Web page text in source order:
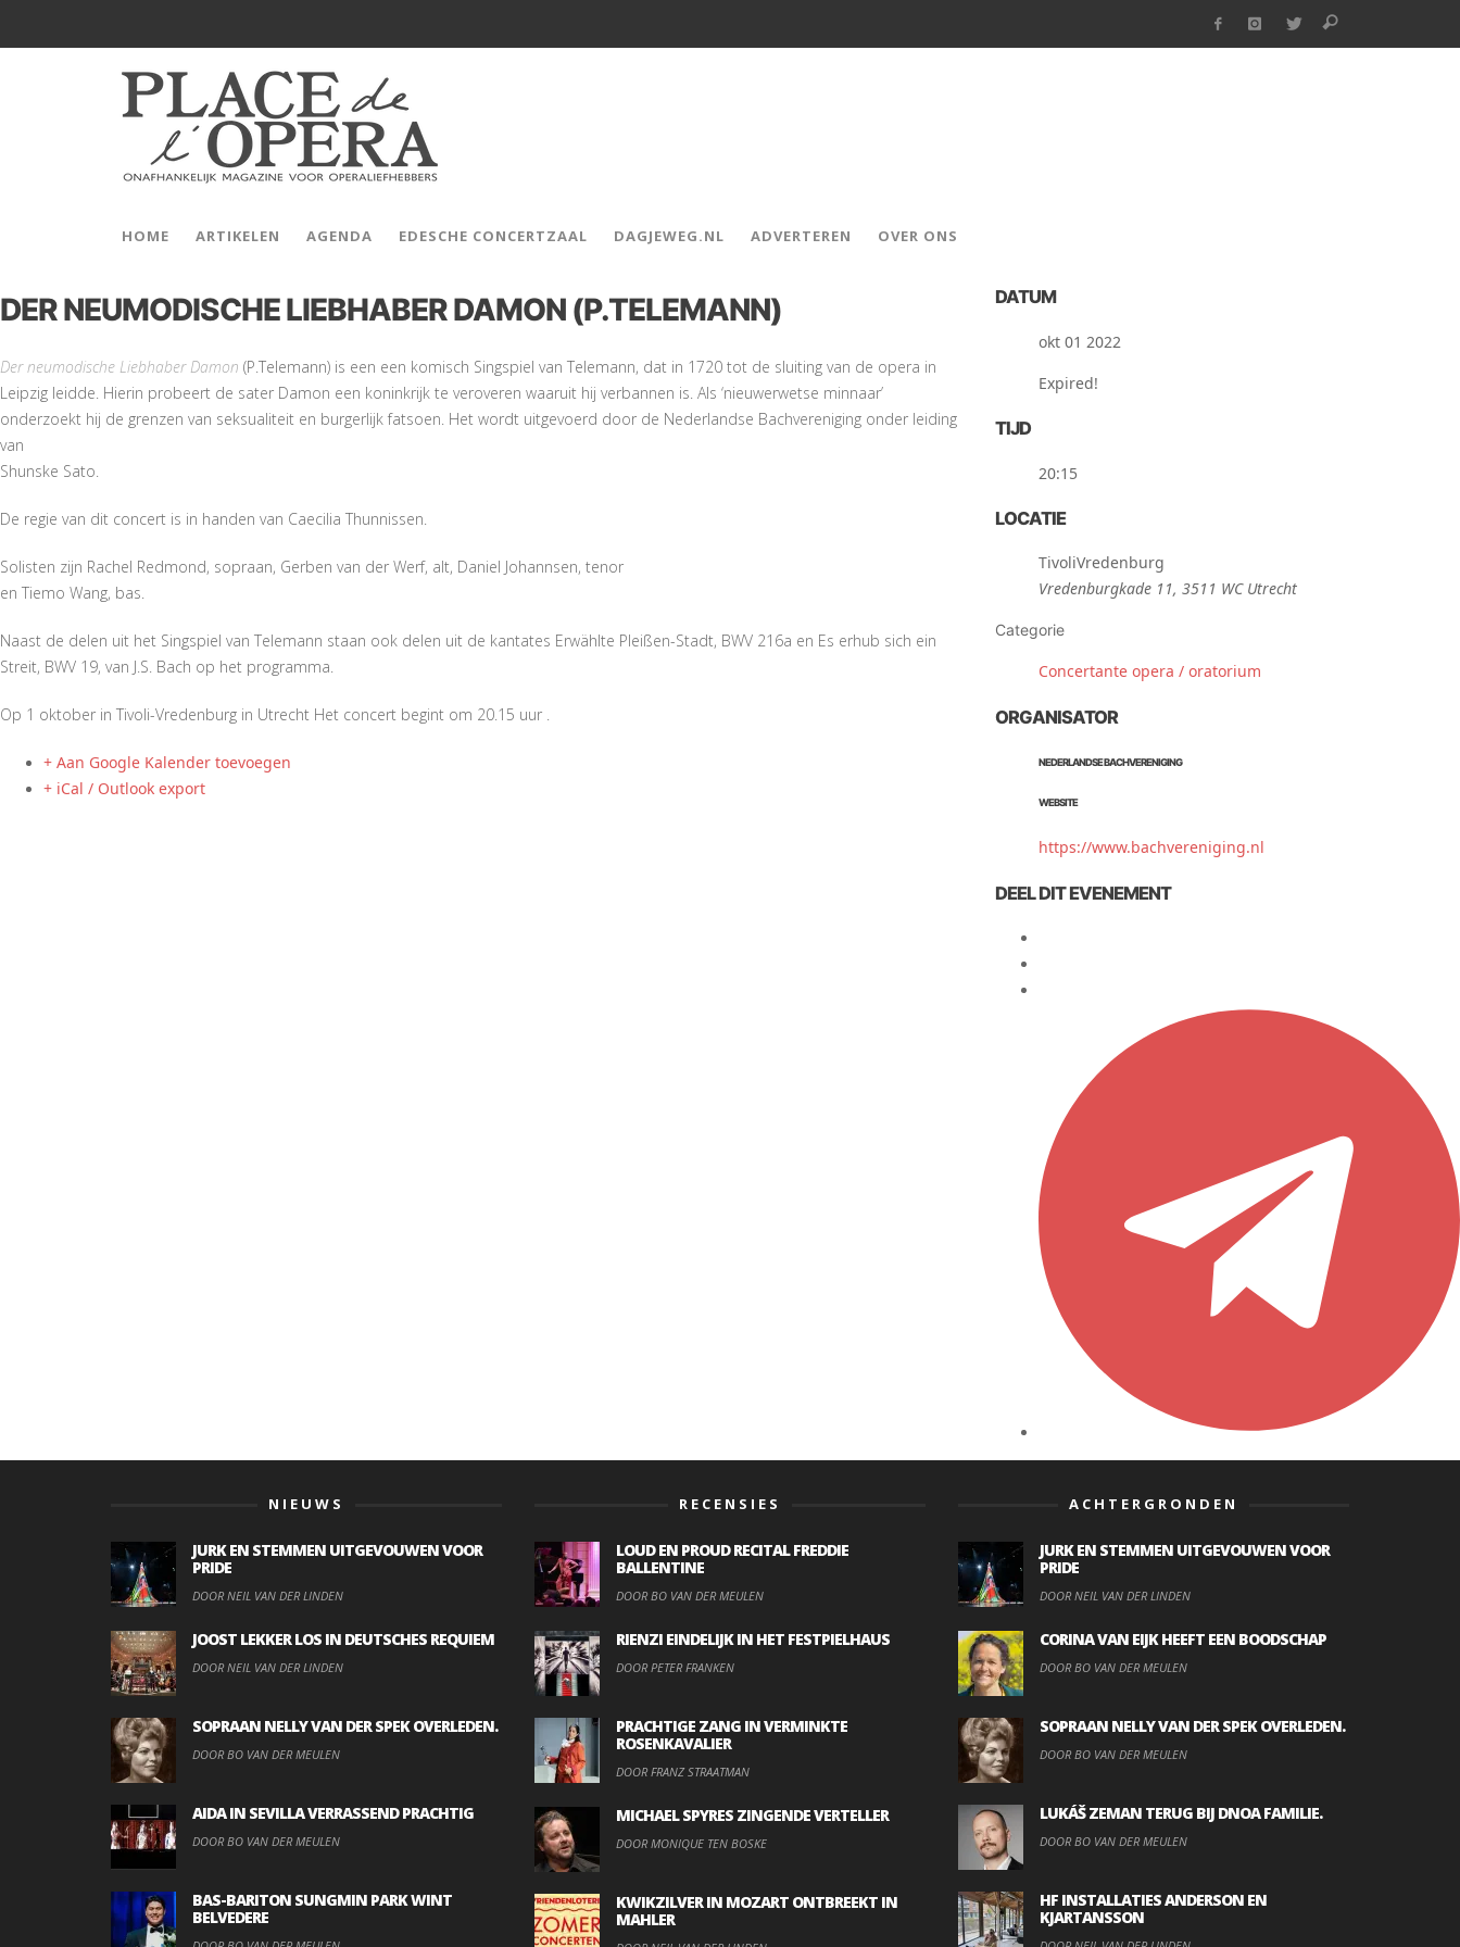
HOME ARTIKELEN AGENDA EDESCHE CONCERTZAAL DAGJEWEG.NL ADVERTEREN OVER ONS
DER NEUMODISCHE LIEBHABER DAMON (P.TELEMANN)
Der neumodische Liebhaber Damon (P.Telemann) is een een komisch Singspiel van Telemann, dat in 1720 tot de sluiting van de opera in
Leipzig leidde. Hierin probeert de sater Damon een koninkrijk te veroveren waaruit hij verbannen is. Als ‘nieuwerwetse minnaar’
onderzoekt hij de grenzen van seksualiteit en burgerlijk fatsoen. Het wordt uitgevoerd door de Nederlandse Bachvereniging onder leiding
van
Shunske Sato.
De regie van dit concert is in handen van Caecilia Thunnissen.
Solisten zijn Rachel Redmond, sopraan, Gerben van der Werf, alt, Daniel Johannsen, tenor
en Tiemo Wang, bas.
Naast de delen uit het Singspiel van Telemann staan ook delen uit de kantates Erwählte Pleißen-Stadt, BWV 216a en Es erhub sich ein
Streit, BWV 19, van J.S. Bach op het programma.
Op 1 oktober in Tivoli-Vredenburg in Utrecht Het concert begint om 20.15 uur .
+ Aan Google Kalender toevoegen
+ iCal / Outlook export
DATUM
okt 01 2022
Expired!
TIJD
20:15
LOCATIE
TivoliVredenburg
Vredenburgkade 11, 3511 WC Utrecht
Categorie
Concertante opera / oratorium
ORGANISATOR
NEDERLANDSE BACHVERENIGING
WEBSITE
https://www.bachvereniging.nl
DEEL DIT EVENEMENT
NIEUWS
JURK EN STEMMEN UITGEVOUWEN VOOR
PRIDE
DOOR NEIL VAN DER LINDEN
JOOST LEKKER LOS IN DEUTSCHES REQUIEM
DOOR NEIL VAN DER LINDEN
SOPRAAN NELLY VAN DER SPEK OVERLEDEN.
DOOR BO VAN DER MEULEN
AIDA IN SEVILLA VERRASSEND PRACHTIG
DOOR BO VAN DER MEULEN
BAS-BARITON SUNGMIN PARK WINT
BELVEDERE
RECENSIES
LOUD EN PROUD RECITAL FREDDIE
BALLENTINE
DOOR BO VAN DER MEULEN
RIENZI EINDELIJK IN HET FESTPIELHAUS
DOOR PETER FRANKEN
PRACHTIGE ZANG IN VERMINKTE
ROSENKAVALIER
DOOR FRANZ STRAATMAN
MICHAEL SPYRES ZINGENDE VERTELLER
DOOR MONIQUE TEN BOSKE
KWIKZILVER IN MOZART ONTBREEKT IN
MAHLER
ACHTERGRONDEN
JURK EN STEMMEN UITGEVOUWEN VOOR
PRIDE
DOOR NEIL VAN DER LINDEN
CORINA VAN EIJK HEEFT EEN BOODSCHAP
DOOR BO VAN DER MEULEN
SOPRAAN NELLY VAN DER SPEK OVERLEDEN.
DOOR BO VAN DER MEULEN
LUKÁŠ ZEMAN TERUG BIJ DNOA FAMILIE.
DOOR BO VAN DER MEULEN
HF INSTALLATIES ANDERSON EN
KJARTANSSON